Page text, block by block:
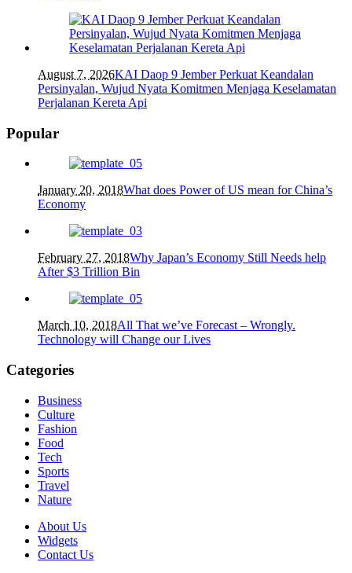
August 7, 2026KAI Daop 9 Jember Perkuat Keandalan
Persinyalan, Wujud Nyata Komitmen Menjaga Keselamatan
Perjalanan Kereta Api
Popular
January 20, 2018What does Power of US mean for China’s
Economy
February 27, 2018Why Japan’s Economy Still Needs help
After $3 Trillion Bin
March 10, 2018All That we’ve Forecast – Wrongly.
Technology will Change our Lives
Categories
Business
Culture
Fashion
Food
Tech
Sports
Travel
Nature
About Us
Widgets
Contact Us